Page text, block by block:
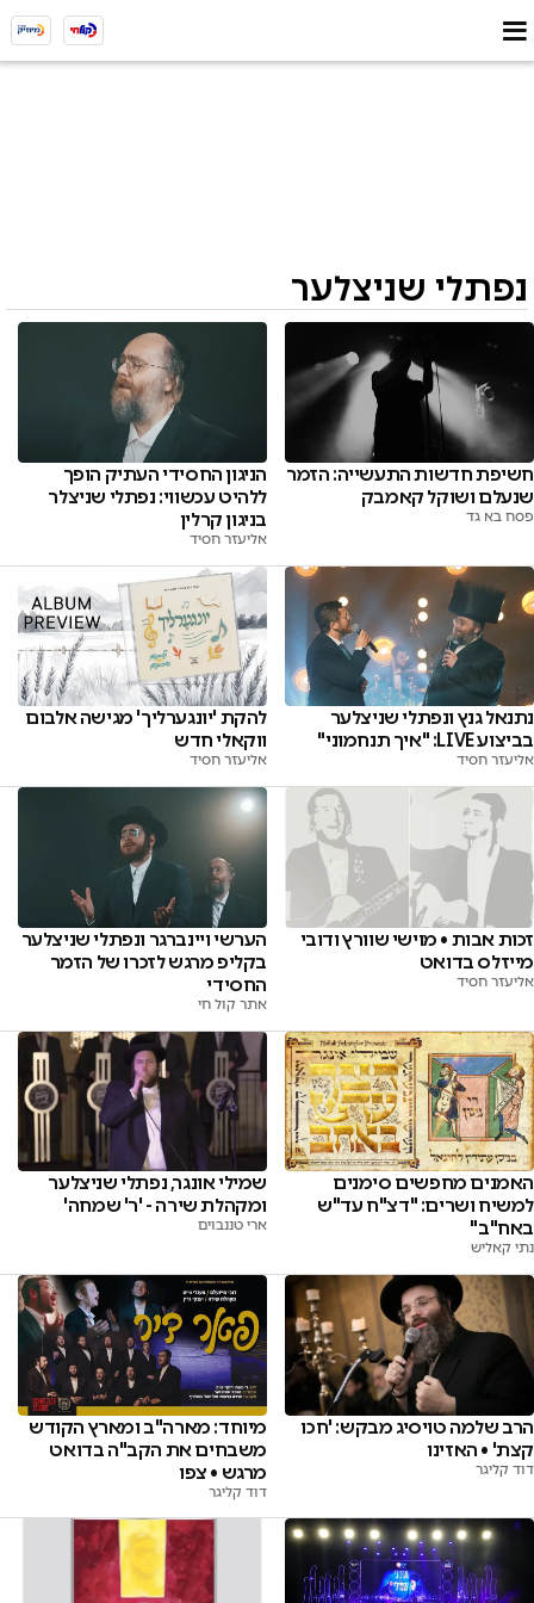
נפתלי שניצלער
חשיפת חדשות התעשייה: הזמר
שנעלם ושוקל קאמבק
פסח בא גד
הניגון החסידי העתיק הופך
ללהיט עכשווי: נפתלי שניצלר
בניגון קרלין
אליעזר חסיד
נתנאל גנץ ונפתלי שניצלער
בביצוע LIVE: "איך תנחמוני"
אליעזר חסיד
להקת 'יונגערליך' מגישה אלבום
ווקאלי חדש
אליעזר חסיד
זכות אבות • מוישי שוורץ ודובי
מייזלס בדואט
אליעזר חסיד
הערשי ויינברגר ונפתלי שניצלער
בקליפ מרגש לזכרו של הזמר
החסידי
אתר קול חי
האמנים מחפשים סימנים
למשיח ושרים: "דצ"ח עד"ש
באח"ב"
נתי קאליש
שמילי אונגר, נפתלי שניצלער
ומקהלת שירה - 'ר' שמחה'
ארי טננבוים
הרב שלמה טויסיג מבקש: 'חכו
קצת' • האזינו
דוד קליגר
מיוחד: מארה"ב ומארץ הקודש
משבחים את הקב"ה בדואט
מרגש • צפו
דוד קליגר